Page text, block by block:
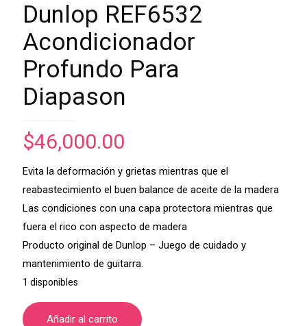
Dunlop REF6532
Acondicionador
Profundo Para
Diapason
$46,000.00
Evita la deformación y grietas mientras que el
reabastecimiento el buen balance de aceite de la madera
Las condiciones con una capa protectora mientras que
fuera el rico con aspecto de madera
Producto original de Dunlop – Juego de cuidado y
mantenimiento de guitarra.
1 disponibles
Añadir al carrito